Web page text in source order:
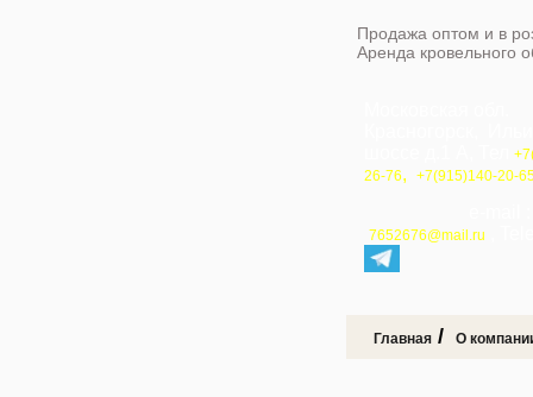
Продажа оптом и в
Аренда кровельного
26-76, +7(915)140-20-
7652676@mail.ru
Главная / О